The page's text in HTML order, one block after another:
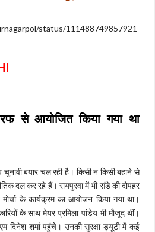
status/111488749857921
से आयोजित किया गया था
बयार चल रही है। किसी न किसी बहाने से
दल कर रहे हैं। रायपुरवा में भी संडे की दोपहर
के कार्यक्रम का आयोजन किया गया था।
के साथ मेयर प्रमिला पांडेय भी मौजूद थीं।
दिनेश शर्मा पहुंचे। उनकी सुरक्षा ड्यूटी में कई